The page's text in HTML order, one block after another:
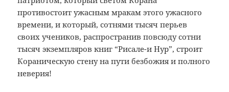
противостоит ужасным мракам этого ужасного
времени, и который, сотнями тысяч перьев
своих учеников, распространив повсюду сотни
тысяч экземпляров книг “Рисале-и Нур”, строит
Кораническую стену на пути безбожия и полного
неверия!